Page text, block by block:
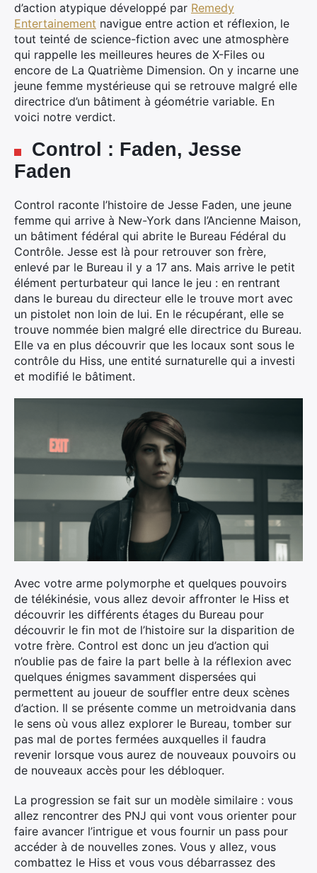
d’action atypique développé par Remedy
Entertainement navigue entre action et réflexion, le
tout teinté de science-fiction avec une atmosphère
qui rappelle les meilleures heures de X-Files ou
encore de La Quatrième Dimension. On y incarne une
jeune femme mystérieuse qui se retrouve malgré elle
directrice d’un bâtiment à géométrie variable. En
voici notre verdict.
Control : Faden, Jesse
Faden
Control raconte l’histoire de Jesse Faden, une jeune
femme qui arrive à New-York dans l’Ancienne Maison,
un bâtiment fédéral qui abrite le Bureau Fédéral du
Contrôle. Jesse est là pour retrouver son frère,
enlevé par le Bureau il y a 17 ans. Mais arrive le petit
élément perturbateur qui lance le jeu : en rentrant
dans le bureau du directeur elle le trouve mort avec
un pistolet non loin de lui. En le récupérant, elle se
trouve nommée bien malgré elle directrice du Bureau.
Elle va en plus découvrir que les locaux sont sous le
contrôle du Hiss, une entité surnaturelle qui a investi
et modifié le bâtiment.
Avec votre arme polymorphe et quelques pouvoirs
de télékinésie, vous allez devoir affronter le Hiss et
découvrir les différents étages du Bureau pour
découvrir le fin mot de l’histoire sur la disparition de
votre frère. Control est donc un jeu d’action qui
n’oublie pas de faire la part belle à la réflexion avec
quelques énigmes savamment dispersées qui
permettent au joueur de souffler entre deux scènes
d’action. Il se présente comme un metroidvania dans
le sens où vous allez explorer le Bureau, tomber sur
pas mal de portes fermées auxquelles il faudra
revenir lorsque vous aurez de nouveaux pouvoirs ou
de nouveaux accès pour les débloquer.
La progression se fait sur un modèle similaire : vous
allez rencontrer des PNJ qui vont vous orienter pour
faire avancer l’intrigue et vous fournir un pass pour
accéder à de nouvelles zones. Vous y allez, vous
combattez le Hiss et vous vous débarrassez des